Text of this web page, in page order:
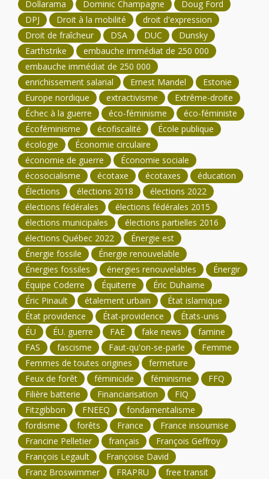
Dollarama
Dominic Champagne
Doug Ford
DPJ
Droit à la mobilité
droit d'expression
Droit de fraîcheur
DSA DUC
Dunsky
Earthstrike
embauche immédiat de 250 000
embauche immédiat de 250 000
enrichissement salarial
Ernest Mandel
Estonie
Europe nordique
extractivisme
Extrême-droite
Échec à la guerre
éco-féminisme
éco-féministe
Écoféminisme
écofiscalité
École publique
écologie
Économie circulaire
économie de guerre
Économie sociale
écosocialisme
écotaxe écotaxes
éducation
Élections
élections 2018
élections 2022
élections fédérales
élections fédérales 2015
élections municipales
élections partielles 2016
élections Québec 2022
Énergie est
Énergie fossile
Énergie renouvelable
Énergies fossiles
énergies renouvelables
Énergir
Équipe Coderre
Équiterre
Éric Duhaime
Éric Pinault
étalement urbain
État islamique
État providence
État-providence
États-unis
ÉU
ÉU. guerre FAE fake news
famine
FAS
fascisme Faut-qu'on-se-parle
Femme
Femmes de toutes origines
fermeture
Feux de forêt
féminicide féminisme
FFQ
Filière batterie
Financiarisation
FIQ
Fitzgibbon
FNEEQ
fondamentalisme
fordisme
forêts France
France insoumise
Francine Pelletier
français
François Geffroy
François Legault
Françoise David
Franz Broswimmer
FRAPRU
free transit